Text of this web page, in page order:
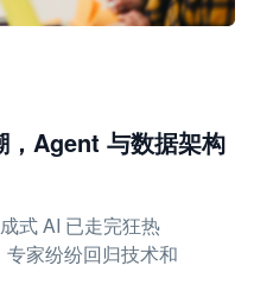
，Agent 与数据架构
式 AI 已走完狂热
家纷纷回归技术和